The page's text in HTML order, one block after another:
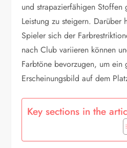
und strapazierfähigen
Leistung zu steigern. Darüber
Spieler sich der
nach Club variieren können
Farbtöne bevorzugen, um ein
Erscheinungsbild auf dem
Key sections in the